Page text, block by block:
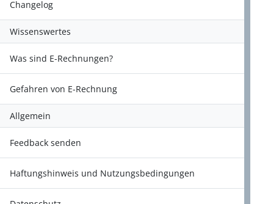
Changelog
Wissenswertes
Was sind E-Rechnungen?
Gefahren von E-Rechnung
Allgemein
Feedback senden
Haftungshinweis und Nutzungsbedingungen